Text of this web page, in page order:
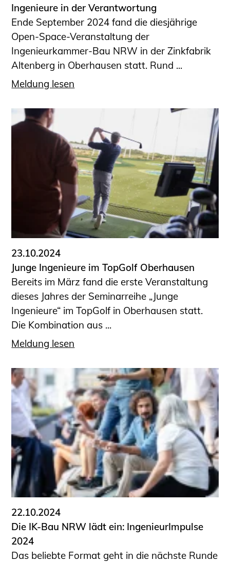
Ingenieure in der Verantwortung
Ende September 2024 fand die diesjährige
Open-Space-Veranstaltung der
Ingenieurkammer-Bau NRW in der Zinkfabrik
Altenberg in Oberhausen statt. Rund ...
Meldung lesen
23.10.2024
Junge Ingenieure im TopGolf Oberhausen
Bereits im März fand die erste Veranstaltung
dieses Jahres der Seminarreihe „Junge
Ingenieure“ im TopGolf in Oberhausen statt.
Die Kombination aus ...
Meldung lesen
22.10.2024
Die IK-Bau NRW lädt ein: IngenieurImpulse
2024
Das beliebte Format geht in die nächste Runde